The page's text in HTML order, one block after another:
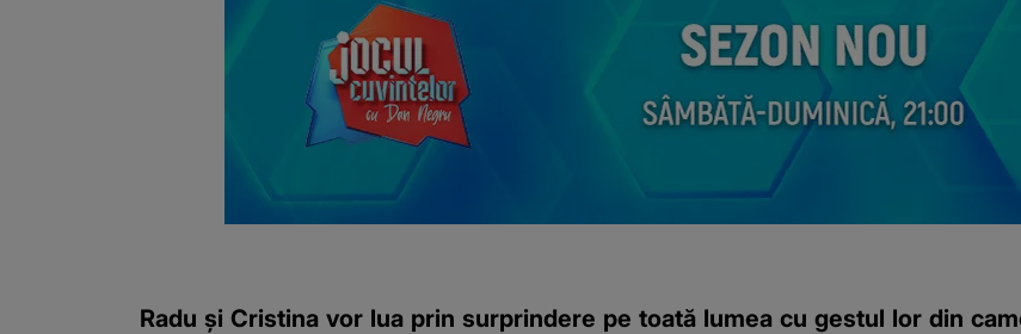
Radu și Cristina vor lua prin surprindere pe toată lumea cu gestul lor din